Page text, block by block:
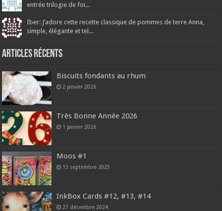
entrée trilogie de foi...
Iber: J’adore cette recette classique de pommes de terre Anna,
simple, élégante et tel...
Articles récents
Biscuits fondants au rhum
2 janvier 2026
Très Bonne Année 2026
1 janvier 2026
Moos #1
13 septembre 2025
InkBox Cards #12, #13, #14
27 décembre 2024